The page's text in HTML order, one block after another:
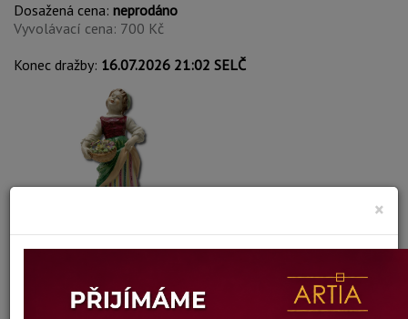
Dosažená cena: neprodáno
Vyvolávací cena: 700 Kč
Konec dražby: 16.07.2026 21:02 SELČ
VÍCE INFORMACÍ
×